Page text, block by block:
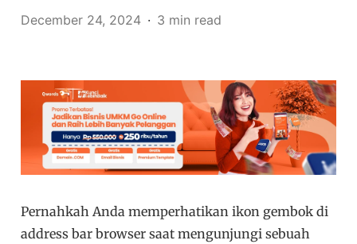
December 24, 2024 3 min read
Pernahkah Anda memperhatikan ikon gembok di
address bar browser saat mengunjungi sebuah